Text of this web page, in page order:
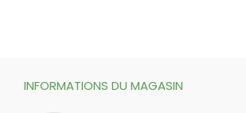
INFORMATIONS DU MAGASIN